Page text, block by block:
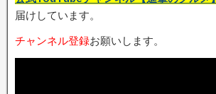
届けしています。
チャンネル登録お願いします。